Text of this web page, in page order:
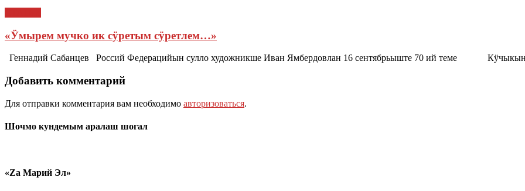
«Ӱмырем мучко ик сӱретым сӱретлем…»
Геннадий Сабанцев Россий Федерацийын сулло художникше Иван Ямбердовлан 16 сентябрьыште 70 ий теме Кӱчыкын
Добавить комментарий
Для отправки комментария вам необходимо авторизоваться.
Шочмо кундемым аралаш шогал
«Zа Марий Эл»